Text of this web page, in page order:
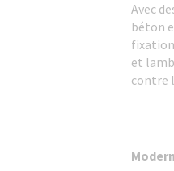
Avec
béton
et
contre